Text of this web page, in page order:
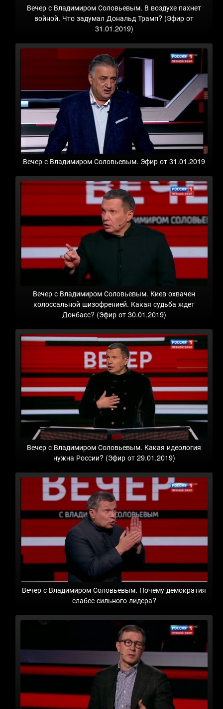
Вечер с Владимиром Соловьевым. В воздухе пахнет
войной. Что задумал Дональд Трамп? (Эфир от
31.01.2019)
Вечер с Владимиром Соловьевым. Эфир от 31.01.2019
Вечер с Владимиром Соловьевым. Киев охвачен
колоссальной шизофренией. Какая судьба ждет
Донбасс? (Эфир от 30.01.2019)
Вечер с Владимиром Соловьевым. Какая идеология
нужна России? (Эфир от 29.01.2019)
Вечер с Владимиром Соловьевым. Почему демократия
слабее сильного лидера?